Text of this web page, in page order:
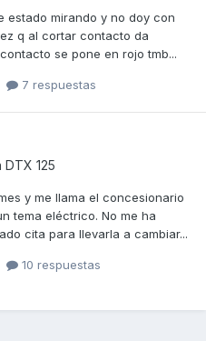
estado mirando y no doy con
q al cortar contacto da
se pone en rojo tmb...
7 respuestas
DTX 125
y me llama el concesionario
tema eléctrico. No me ha
cita para llevarla a cambiar...
10 respuestas